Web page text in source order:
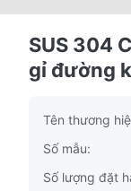
SUS 304
gỉ đường
Tên thương
Số mẫu:
Số lượng đặt